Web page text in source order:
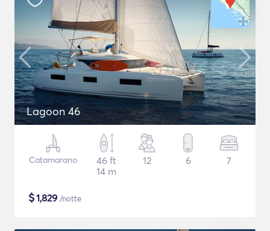
Lagoon 46
Catamarano
46 ft
14 m
12 6 7
$1,829 /notte